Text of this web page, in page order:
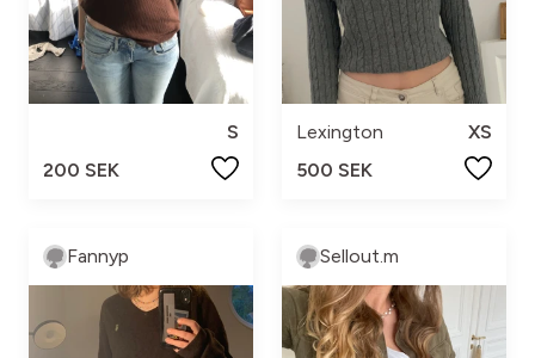
S
200 SEK
Lexington
XS
500 SEK
Fannyp Sellout.m